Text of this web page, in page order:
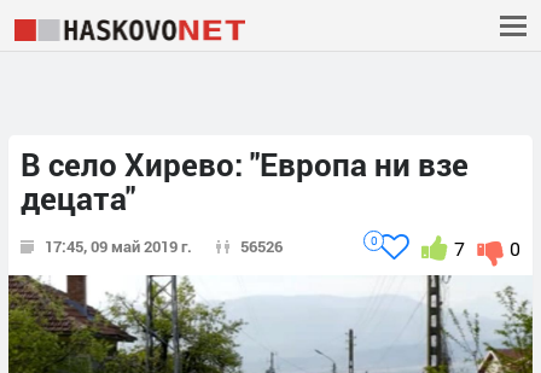
В село Хирево: "Европа ни взе
децата"
17:45, 09 май 2019 г. 56526 0
7
0